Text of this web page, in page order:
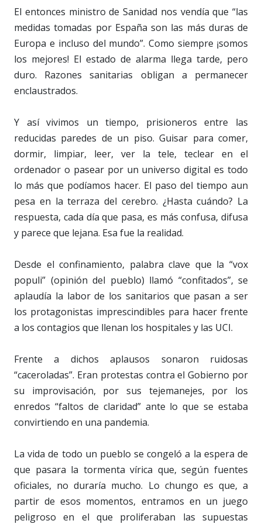
El entonces ministro de Sanidad nos vendía que “las
medidas tomadas por España son las más duras de
Europa e incluso del mundo”. Como siempre ¡somos
los mejores! El estado de alarma llega tarde, pero
duro. Razones sanitarias obligan a permanecer
enclaustrados.
Y así vivimos un tiempo, prisioneros entre las
reducidas paredes de un piso. Guisar para comer,
dormir, limpiar, leer, ver la tele, teclear en el
ordenador o pasear por un universo digital es todo
lo más que podíamos hacer. El paso del tiempo aun
pesa en la terraza del cerebro. ¿Hasta cuándo? La
respuesta, cada día que pasa, es más confusa, difusa
y parece que lejana. Esa fue la realidad.
Desde el confinamiento, palabra clave que la “vox
populi” (opinión del pueblo) llamó “confitados”, se
aplaudía la labor de los sanitarios que pasan a ser
los protagonistas imprescindibles para hacer frente
a los contagios que llenan los hospitales y las UCI.
Frente a dichos aplausos sonaron ruidosas
“caceroladas”. Eran protestas contra el Gobierno por
su improvisación, por sus tejemanejes, por los
enredos “faltos de claridad” ante lo que se estaba
convirtiendo en una pandemia.
La vida de todo un pueblo se congeló a la espera de
que pasara la tormenta vírica que, según fuentes
oficiales, no duraría mucho. Lo chungo es que, a
partir de esos momentos, entramos en un juego
peligroso en el que proliferaban las supuestas